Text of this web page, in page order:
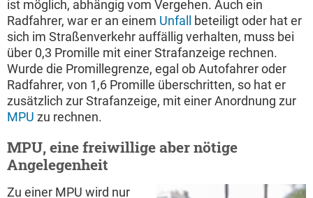
ist möglich, abhängig vom Vergehen. Auch ein
Radfahrer, war er an einem Unfall
beteiligt oder hat er
sich im Straßenverkehr auffällig verhalten, muss bei
über 0,3 Promille mit einer Strafanzeige rechnen.
Wurde die Promillegrenze, egal ob Autofahrer oder
Radfahrer, von 1,6 Promille überschritten, so hat er
zusätzlich zur Strafanzeige, mit einer Anordnung zur
MPU zu rechnen.
MPU, eine freiwillige aber nötige
Angelegenheit
Zu einer MPU wird nur